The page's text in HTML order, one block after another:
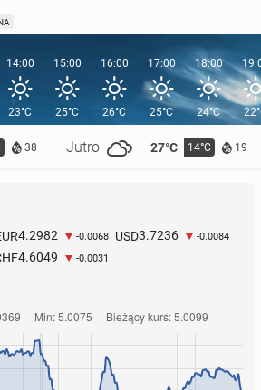
38 Jutro 27°C 14°C 19
14:00
23°C
15:00
25°C
16:00
26°C
17:00
25°C
18:00
24°C
4.2982 -0.0068 USD3.7236 -0.0084
4.6049 -0.0031